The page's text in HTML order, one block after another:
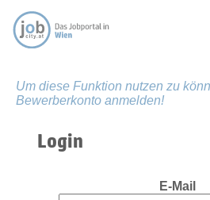
Um diese Funktion nutzen zu
Bewerberkonto anmelden!
Login
E-Mail